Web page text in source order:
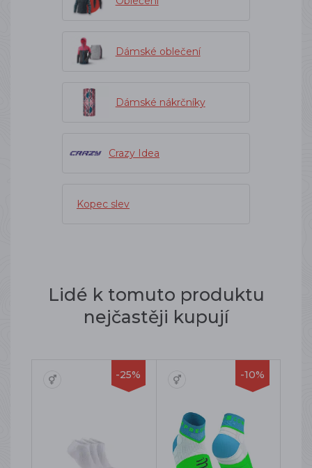
Dámské oblečení
Dámské nákrčníky
Crazy Idea
Kopec slev
Lidé k tomuto produktu
nejčastěji kupují
-25% -10%